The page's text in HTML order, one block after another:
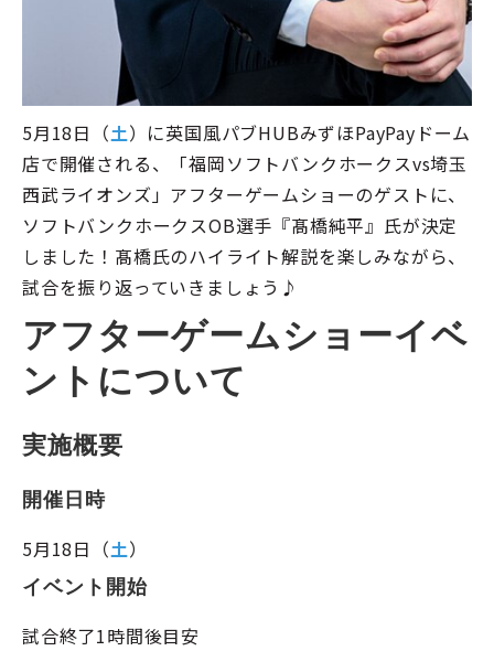
5月18日（土）に英国風パブHUBみずほPayPayドーム
店で開催される、「福岡ソフトバンクホークスvs埼玉
西武ライオンズ」アフターゲームショーのゲストに、
ソフトバンクホークスOB選手『髙橋純平』氏が決定
しました！髙橋氏のハイライト解説を楽しみながら、
試合を振り返っていきましょう♪
アフターゲームショーイベ
ントについて
実施概要
開催日時
5月18日（土）
イベント開始
試合終了1時間後目安